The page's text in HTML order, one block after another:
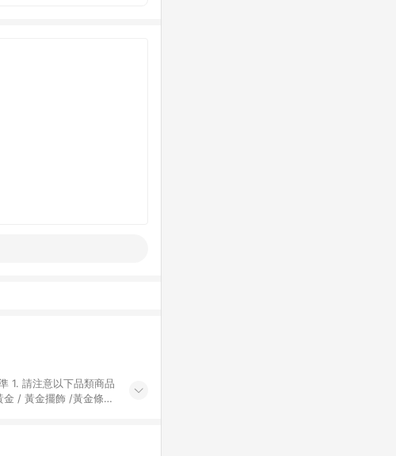
/ 黃金擺飾 /黃金條
活動店家除外) 3. 訂